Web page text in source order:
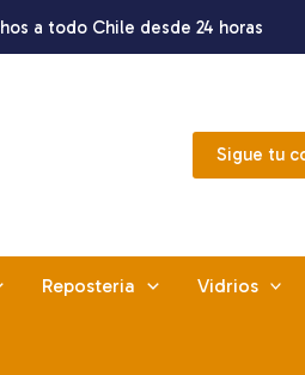
a todo Chile desde 24 horas
Sigue tu
Reposteria Vidrios